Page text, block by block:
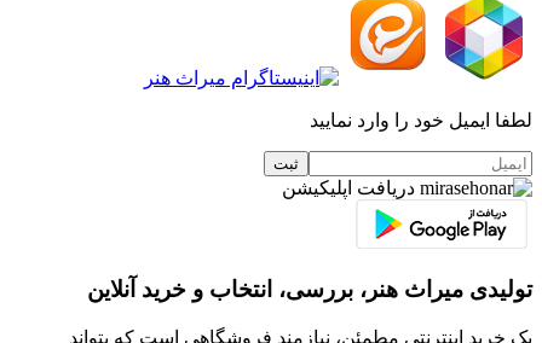
لطفا ایمیل خود را وارد نمایید
دریافت اپلیکیشن
تولیدی میراث هنر، بررسی، انتخاب و خرید آنلاین
یک خرید اینترنتی مطمئن، نیازمند فروشگاهی است که بتواند